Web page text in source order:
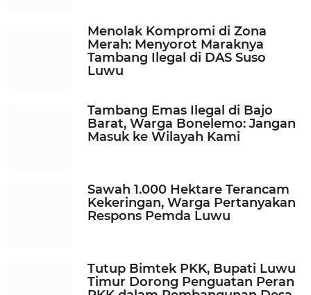
Menolak Kompromi di Zona
Merah: Menyorot Maraknya
Tambang Ilegal di DAS Suso
Luwu
Tambang Emas Ilegal di Bajo
Barat, Warga Bonelemo: Jangan
Masuk ke Wilayah Kami
Sawah 1.000 Hektare Terancam
Kekeringan, Warga Pertanyakan
Respons Pemda Luwu
Tutup Bimtek PKK, Bupati Luwu
Timur Dorong Penguatan Peran